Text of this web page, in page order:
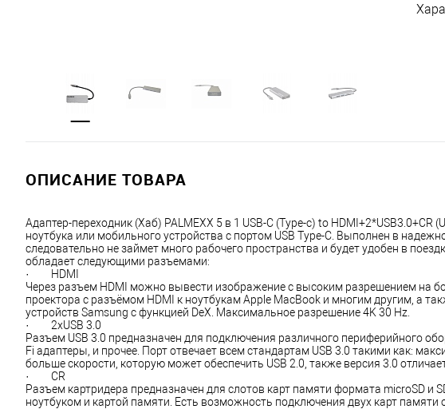
ОПИСАНИЕ ТОВАРА
Адаптер-переходник (Хаб) PALMEXX 5 в 1 USB-C (Type-c) to
ноутбука или мобильного устройства с портом USB Type-C. Выполнен в
следовательно не займет много рабочего пространства и будет удобен в
обладает следующими разъемами:
·         HDMI
Через разъем HDMI можно вывести изображение с высоким разрешением на
проектора с разъёмом HDMI к ноутбукам Apple MacBook и многим другим, а
устройств Samsung с функцией DeX. Максимальное разрешение 4K 30 Hz.
·         2xUSB 3.0
Разъем USB 3.0 предназначен для подключения различного периферийного
Fi адаптеры, и прочее. Порт отвечает всем стандартам USB 3.0 такими как:
больше скорости, которую может обеспечить USB 2.0, также версия 3.0
·         CR
Разъем картридера предназначен для слотов карт памяти формата microSD и
ноутбуком и картой памяти. Есть возможность подключения двух карт памяти